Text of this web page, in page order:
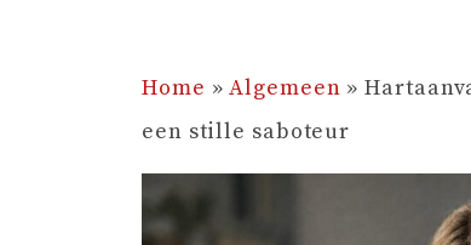
Home »Algemeen »
een stille saboteur